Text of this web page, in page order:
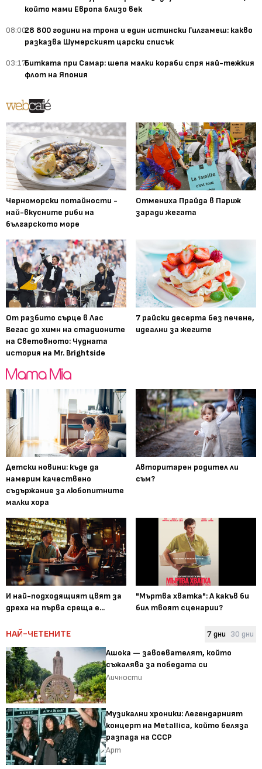
който мами Европа близо век
08:0028 800 години на трона и един истински Гилгамеш: какво
разказва Шумерският царски списък
03:17Битката при Самар: шепа малки кораби спря най-тежкия
флот на Япония
Черноморски потайности -
най-вкусните риби на
българското море
Отмениха Прайда в Париж
заради жегата
От разбито сърце в Лас
Вегас до химн на стадионите
на Световното: Чудната
история на Mr. Brightside
7 райски десерта без печене,
идеални за жегите
Детски новини: къде да
намерим качествено
съдържание за любопитните
малки хора
Авторитарен родител ли
съм?
И най-подходящият цвят за
дреха на първа среща е...
"Мъртва хватка": А какъв би
бил твоят сценарии?
НАЙ-ЧЕТЕНИТЕ 7 дни 30 дни
Ашока — завоевателят, който
съжалява за победата си
Личности
Музикални хроники: Легендарният
концерт на Metallica, който беляза
разпада на СССР
Арт